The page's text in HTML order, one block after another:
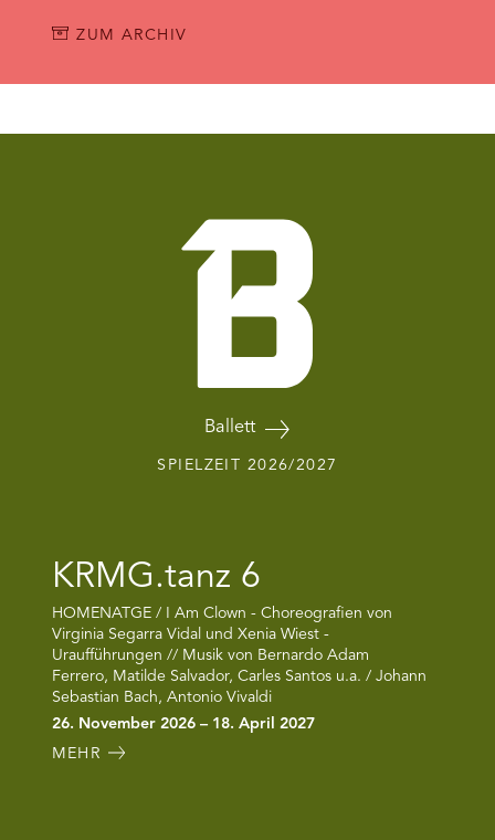
ZUM ARCHIV
Ballett
SPIELZEIT 2026/2027
KRMG.tanz 6
HOMENATGE / I Am Clown - Choreografien von
Virginia Segarra Vidal und Xenia Wiest -
Uraufführungen // Musik von Bernardo Adam
Ferrero, Matilde Salvador, Carles Santos u.a. / Johann
Sebastian Bach, Antonio Vivaldi
26. November 2026 – 18. April 2027
MEHR